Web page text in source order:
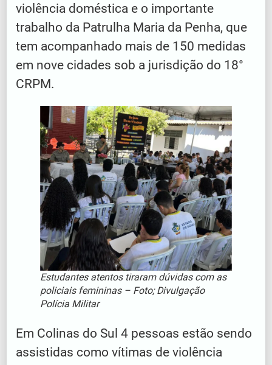
violência doméstica e o importante
trabalho da Patrulha Maria da Penha, que
tem acompanhado mais de 150 medidas
em nove cidades sob a jurisdição do 18°
CRPM.
Estudantes atentos tiraram dúvidas com as
policiais femininas – Foto; Divulgação
Polícia Militar
Em Colinas do Sul 4 pessoas estão sendo
assistidas como vítimas de violência